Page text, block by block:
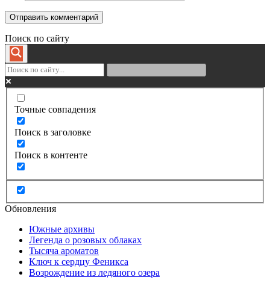
Поиск по сайту
Точные совпадения
Поиск в заголовке
Поиск в контенте
Обновления
Южные архивы
Легенда о розовых облаках
Тысяча ароматов
Ключ к сердцу Феникса
Возрождение из ледяного озера